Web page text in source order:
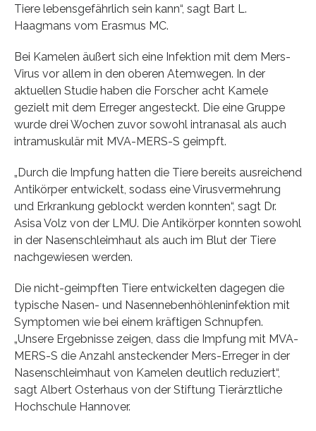
Tiere lebensgefährlich sein kann“, sagt Bart L.
Haagmans vom Erasmus MC.
Bei Kamelen äußert sich eine Infektion mit dem Mers-
Virus vor allem in den oberen Atemwegen. In der
aktuellen Studie haben die Forscher acht Kamele
gezielt mit dem Erreger angesteckt. Die eine Gruppe
wurde drei Wochen zuvor sowohl intranasal als auch
intramuskulär mit MVA-MERS-S geimpft.
„Durch die Impfung hatten die Tiere bereits ausreichend
Antikörper entwickelt, sodass eine Virusvermehrung
und Erkrankung geblockt werden konnten“, sagt Dr.
Asisa Volz von der LMU. Die Antikörper konnten sowohl
in der Nasenschleimhaut als auch im Blut der Tiere
nachgewiesen werden.
Die nicht-geimpften Tiere entwickelten dagegen die
typische Nasen- und Nasennebenhöhleninfektion mit
Symptomen wie bei einem kräftigen Schnupfen.
„Unsere Ergebnisse zeigen, dass die Impfung mit MVA-
MERS-S die Anzahl ansteckender Mers-Erreger in der
Nasenschleimhaut von Kamelen deutlich reduziert“,
sagt Albert Osterhaus von der Stiftung Tierärztliche
Hochschule Hannover.